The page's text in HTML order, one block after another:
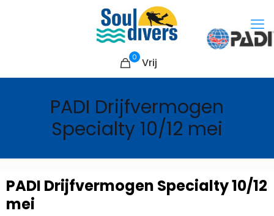
0 Vrij
PADI Drijfvermogen
Specialty 10/12 mei
PADI Drijfvermogen Specialty 10/12
mei